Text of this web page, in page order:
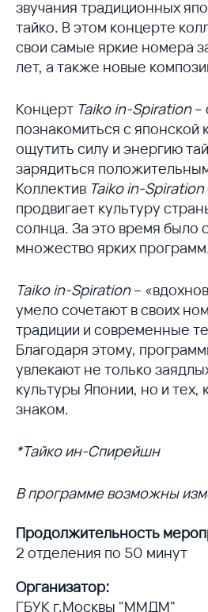
звучания традиционных
тайко. В этом концерте
свои самые яркие номера
лет, а также новые
Концерт Taiko in-Spiration–
познакомиться с японской
ощутить силу и энергию
зарядиться
Коллектив Taiko in-Spiration
продвигает культуру
солнца. За это время было
множество ярких программ.
Taiko in-Spiration–
умело сочетают в своих
традиции и современные
Благодаря этому,
увлекают не только
культуры Японии, но и тех,
знаком.
*Тайко ин-Спирейшн
В программе возможны
Продолжительность
2 отделения по 50 минут
Организатор:
ГБУК г.Москвы "ММДМ"